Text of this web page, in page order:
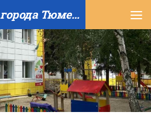
МАДОУ д/с № 135 города Тюмени